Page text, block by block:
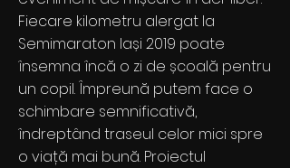
Fiecare kilometru alergat la
Semimaraton Iași 2019 poate
însemna încă o zi de școală pentru
un copil. Împreună putem face o
schimbare semnificativă,
îndreptând traseul celor mici spre
o viață mai bună. Proiectul